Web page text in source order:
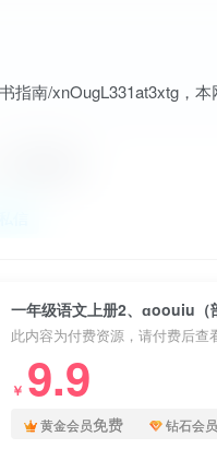
指南/xnOugL331at3xtg，
编版）
一年级语文上册2、ɑoouiu（
此内容为付费资源，请付费后查
￥ 9.9
黄金会员免费 钻石会员